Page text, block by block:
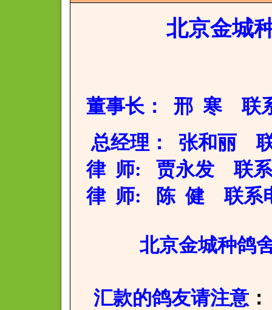
北京金城
董事长 ： 邢 寒 联
总经理： 张和丽 联
律 师: 贾永发 联系
律 师: 陈 健 联系电
北京金城种鸽舍:
汇款的鸽友请注意 ：